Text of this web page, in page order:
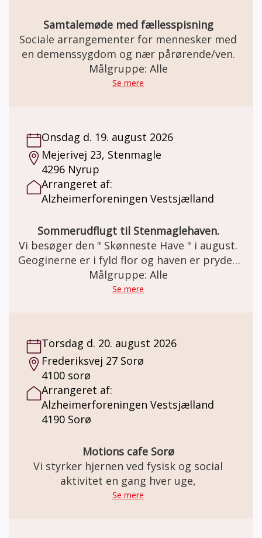
Samtalemøde med fællesspisning
Sociale arrangementer for mennesker med
en demenssygdom og nær pårørende/ven.
Målgruppe: Alle
Se mere
Onsdag d. 19. august 2026
Mejerivej 23, Stenmagle
4296 Nyrup
Arrangeret af:
Alzheimerforeningen Vestsjælland
Sommerudflugt til Stenmaglehaven.
Vi besøger den " Skønneste Have " i august.
Geoginerne er i fyld flor og haven er pryden
med sten, vand og smukke stier. Vi serverer
kaffe og kagebord.
Målgruppe: Alle
Se mere
Torsdag d. 20. august 2026
Frederiksvej 27 Sorø
4100 sorø
Arrangeret af:
Alzheimerforeningen Vestsjælland
4190 Sorø
Motions cafe Sorø
Vi styrker hjernen ved fysisk og social
aktivitet en gang hver uge,
Se mere